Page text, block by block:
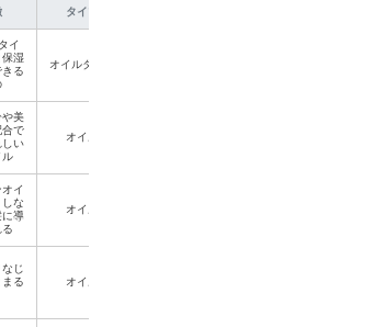
タイプ
イ
保湿
る
オイルタイプ
や美
合で
しい
ル
オイル
イ
な
に導
オイル
じ
る
オイル